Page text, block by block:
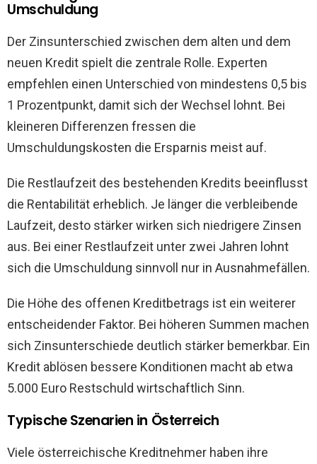
Umschuldung
Der Zinsunterschied zwischen dem alten und dem
neuen Kredit spielt die zentrale Rolle. Experten
empfehlen einen Unterschied von mindestens 0,5 bis
1 Prozentpunkt, damit sich der Wechsel lohnt. Bei
kleineren Differenzen fressen die
Umschuldungskosten die Ersparnis meist auf.
Die Restlaufzeit des bestehenden Kredits beeinflusst
die Rentabilität erheblich. Je länger die verbleibende
Laufzeit, desto stärker wirken sich niedrigere Zinsen
aus. Bei einer Restlaufzeit unter zwei Jahren lohnt
sich die Umschuldung sinnvoll nur in Ausnahmefällen.
Die Höhe des offenen Kreditbetrags ist ein weiterer
entscheidender Faktor. Bei höheren Summen machen
sich Zinsunterschiede deutlich stärker bemerkbar. Ein
Kredit ablösen bessere Konditionen macht ab etwa
5.000 Euro Restschuld wirtschaftlich Sinn.
Typische Szenarien in Österreich
Viele österreichische Kreditnehmer haben ihre